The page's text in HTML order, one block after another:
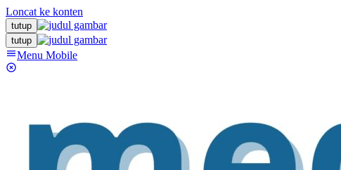
Loncat ke konten
tutup
tutup
Menu Mobile